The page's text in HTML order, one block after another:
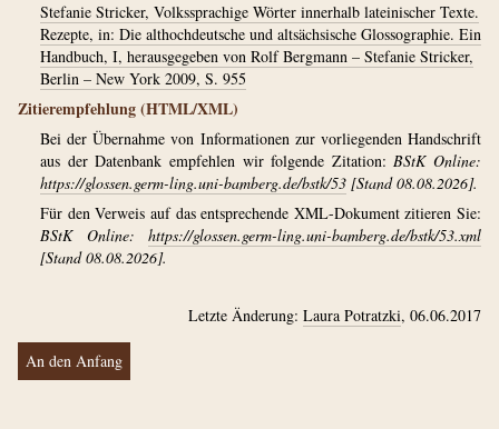
Stefanie Stricker, Volkssprachige Wörter innerhalb lateinischer Texte.
Rezepte, in: Die althochdeutsche und altsächsische Glossographie. Ein
Handbuch, I, herausgegeben von Rolf Bergmann – Stefanie Stricker,
Berlin – New York 2009, S. 955
Zitierempfehlung (HTML/XML)
Bei der Übernahme von Informationen zur vorliegenden Handschrift
aus der Datenbank empfehlen wir folgende Zitation:BStK Online:
https://glossen.germ-ling.uni-bamberg.de/bstk/53 [Stand 08.08.2026].
Für den Verweis auf das entsprechende XML-Dokument zitieren Sie:
BStK Online: https://glossen.germ-ling.uni-bamberg.de/bstk/53.xml
[Stand 08.08.2026].
Letzte Änderung: Laura Potratzki, 06.06.2017
An den Anfang